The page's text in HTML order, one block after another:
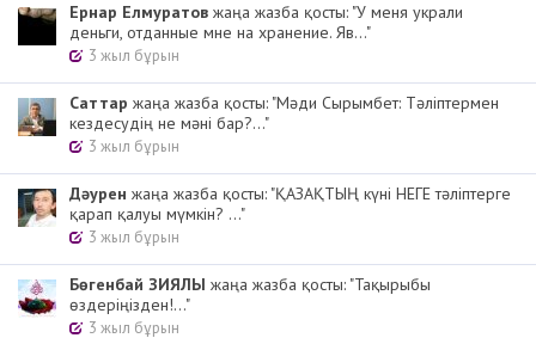
Ернар Елмуратов жаңа жазба қосты: "У меня украли
деньги, отданные мне на хранение. Яв..."
3 жыл бұрын
Cаттар жаңа жазба қосты: "Мәди Сырымбет: Тәліптермен
кездесудің не мәні бар?..."
3 жыл бұрын
Дәурен жаңа жазба қосты: "ҚАЗАҚТЫҢ күні НЕГЕ тәліптерге
қарап қалуы мүмкін? ..."
3 жыл бұрын
Бөгенбай ЗИЯЛЫ жаңа жазба қосты: "Тақырыбы
өздеріңізден!..."
3 жыл бұрын